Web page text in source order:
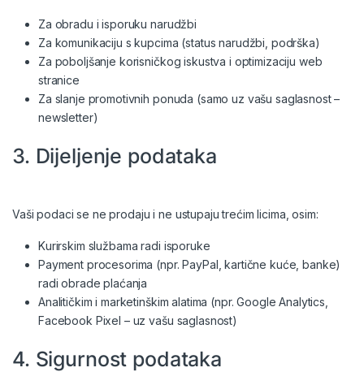
Za obradu i isporuku narudžbi
Za komunikaciju s kupcima (status narudžbi, podrška)
Za poboljšanje korisničkog iskustva i optimizaciju web
stranice
Za slanje promotivnih ponuda (samo uz vašu saglasnost –
newsletter)
3. Dijeljenje podataka
Vaši podaci se ne prodaju i ne ustupaju trećim licima, osim:
Kurirskim službama radi isporuke
Payment procesorima (npr. PayPal, kartične kuće, banke)
radi obrade plaćanja
Analitičkim i marketinškim alatima (npr. Google Analytics,
Facebook Pixel – uz vašu saglasnost)
4. Sigurnost podataka